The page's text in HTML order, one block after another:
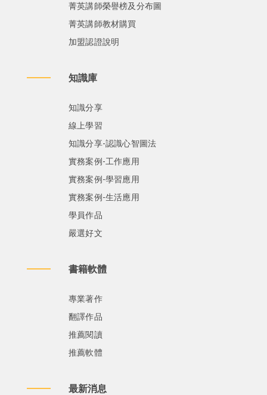
菁英講師榮譽榜及分布圖
菁英講師教材購買
加盟認證說明
知識庫
知識分享
線上學習
知識分享-認識心智圖法
實務案例-工作應用
實務案例-學習應用
實務案例-生活應用
學員作品
嚴選好文
書籍軟體
專業著作
翻譯作品
推薦閱讀
推薦軟體
最新消息